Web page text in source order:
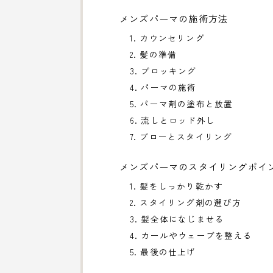
メンズパーマの施術方法
1. カウンセリング
2. 髪の準備
3. ブロッキング
4. パーマの施術
5. パーマ剤の塗布と放置
6. 流しとロッド外し
7. ブローとスタイリング
メンズパーマのスタイリングポイ
1. 髪をしっかり乾かす
2. スタイリング剤の選び方
3. 髪全体になじませる
4. カールやウェーブを整える
5. 最後の仕上げ